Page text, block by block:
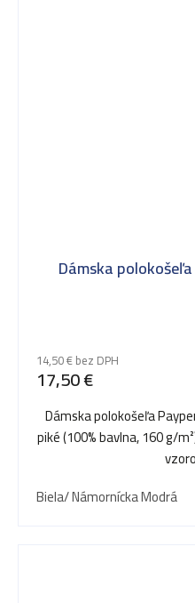
Dámska
14,50 € bez DPH
17,50 €
Dámska polokošeľa
piké (100% bavlna, 160 g/
Biela/ Námornícka Modrá